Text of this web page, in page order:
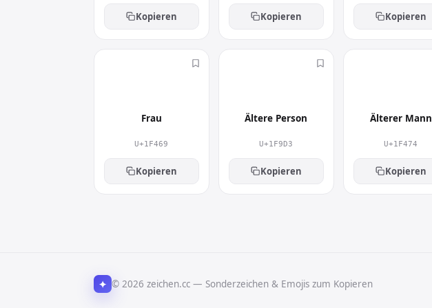
Kopieren Kopieren Kopieren
Frau
U+1F469
Kopieren
Ältere Person
U+1F9D3
Kopieren
Älterer Mann
U+1F474
Kopieren
✦ © 2026 zeichen.cc — Sonderzeichen & Emojis zum Kopieren